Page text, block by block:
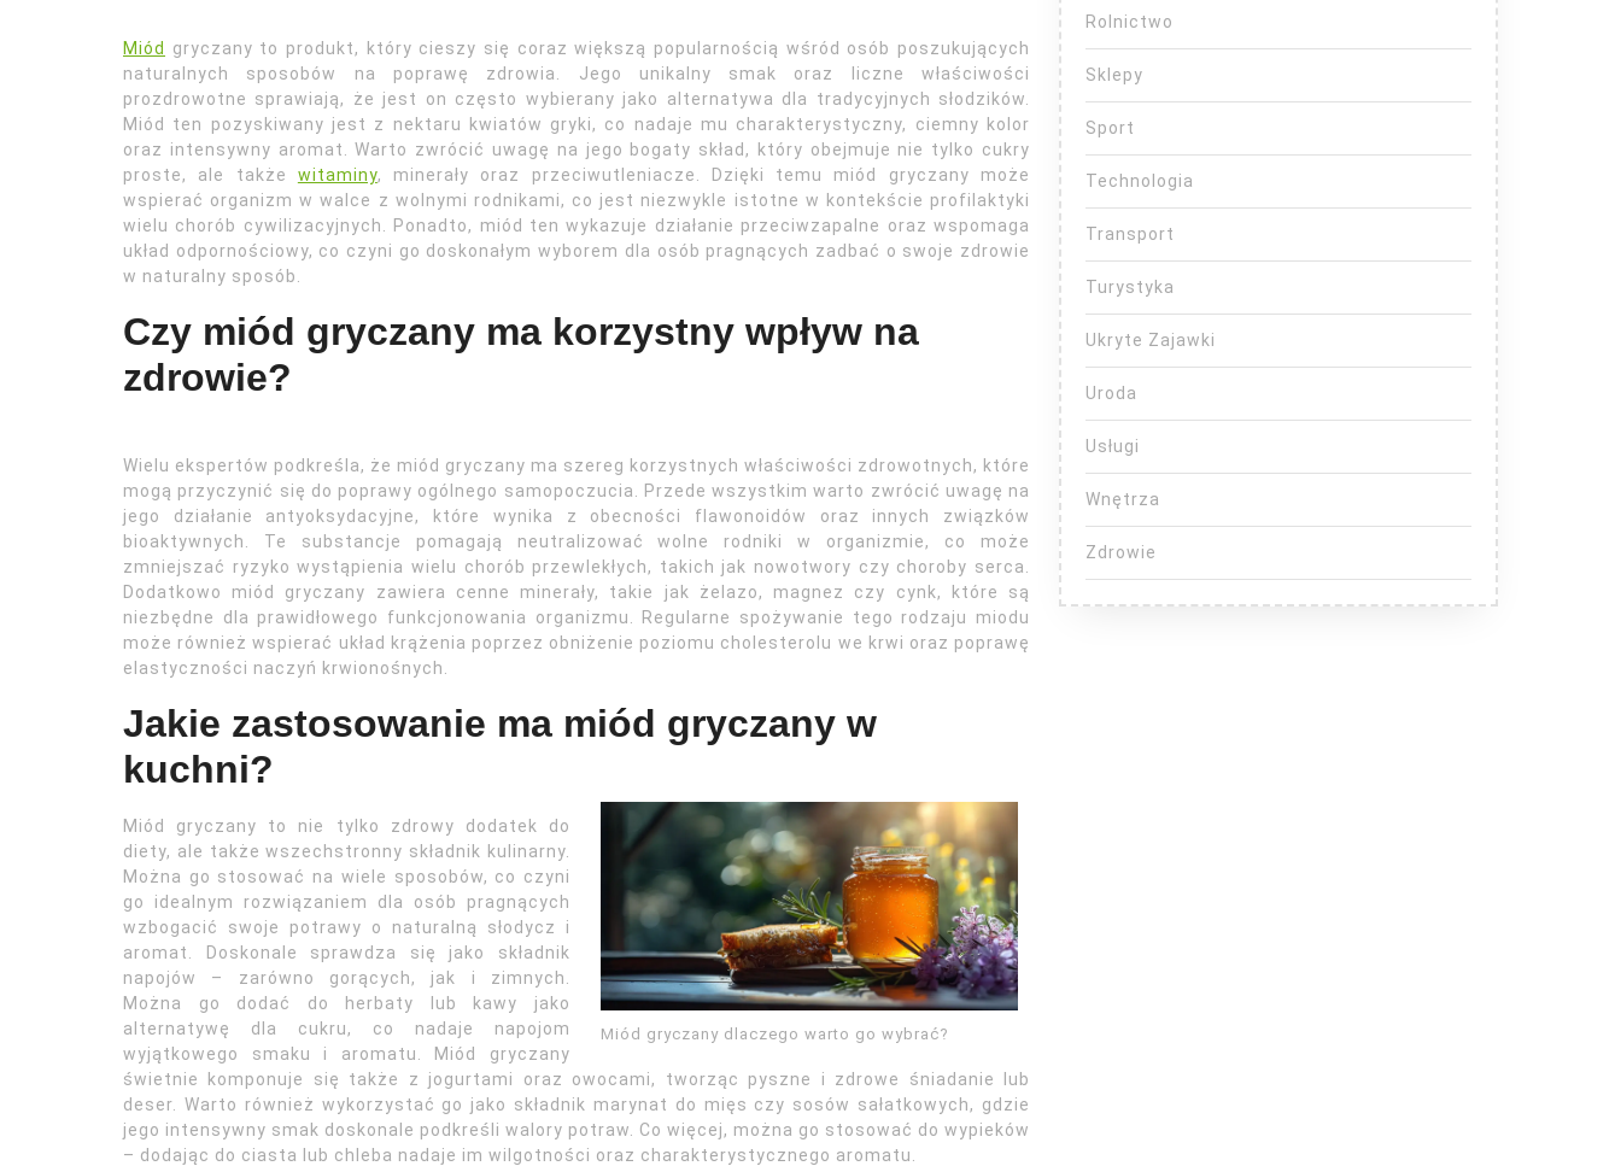
Miód
gryczany to produkt, który cieszy się coraz większą popularnością wśród osób poszukujących
naturalnych sposobów na poprawę zdrowia. Jego unikalny smak oraz liczne właściwości
prozdrowotne sprawiają, że jest on często wybierany jako alternatywa dla tradycyjnych słodzików.
Miód ten pozyskiwany jest z nektaru kwiatów gryki, co nadaje mu charakterystyczny, ciemny kolor
oraz intensywny aromat. Warto zwrócić uwagę na jego bogaty skład, który obejmuje nie tylko cukry
proste, ale także witaminy, minerały oraz przeciwutleniacze. Dzięki temu miód gryczany może
wspierać organizm w walce z wolnymi rodnikami, co jest niezwykle istotne w kontekście profilaktyki
wielu chorób cywilizacyjnych. Ponadto, miód ten wykazuje działanie przeciwzapalne oraz wspomaga
układ odpornościowy, co czyni go doskonałym wyborem dla osób pragnących zadbać o swoje zdrowie
w naturalny sposób.
Czy miód gryczany ma korzystny wpływ na
zdrowie?
Wielu ekspertów podkreśla, że miód gryczany ma szereg korzystnych właściwości zdrowotnych, które
mogą przyczynić się do poprawy ogólnego samopoczucia. Przede wszystkim warto zwrócić uwagę na
jego działanie antyoksydacyjne, które wynika z obecności flawonoidów oraz innych związków
bioaktywnych. Te substancje pomagają neutralizować wolne rodniki w organizmie, co może
zmniejszać ryzyko wystąpienia wielu chorób przewlekłych, takich jak nowotwory czy choroby serca.
Dodatkowo miód gryczany zawiera cenne minerały, takie jak żelazo, magnez czy cynk, które są
niezbędne dla prawidłowego funkcjonowania organizmu. Regularne spożywanie tego rodzaju miodu
może również wspierać układ krążenia poprzez obniżenie poziomu cholesterolu we krwi oraz poprawę
elastyczności naczyń krwionośnych.
Jakie zastosowanie ma miód gryczany w
kuchni?
Miód gryczany dlaczego warto go wybrać?
Miód gryczany to nie tylko zdrowy dodatek do
diety, ale także wszechstronny składnik kulinarny.
Można go stosować na wiele sposobów, co czyni
go idealnym rozwiązaniem dla osób pragnących
wzbogacić swoje potrawy o naturalną słodycz i
aromat. Doskonale sprawdza się jako składnik
napojów – zarówno gorących, jak i zimnych.
Można go dodać do herbaty lub kawy jako
alternatywę dla cukru, co nadaje napojom
wyjątkowego smaku i aromatu. Miód gryczany
świetnie komponuje się także z jogurtami oraz owocami, tworząc pyszne i zdrowe śniadanie lub
deser. Warto również wykorzystać go jako składnik marynat do mięs czy sosów sałatkowych, gdzie
jego intensywny smak doskonale podkreśli walory potraw. Co więcej, można go stosować do wypieków
– dodając do ciasta lub chleba nadaje im wilgotności oraz charakterystycznego aromatu.
Rolnictwo
Sklepy
Sport
Technologia
Transport
Turystyka
Ukryte Zajawki
Uroda
Usługi
Wnętrza
Zdrowie